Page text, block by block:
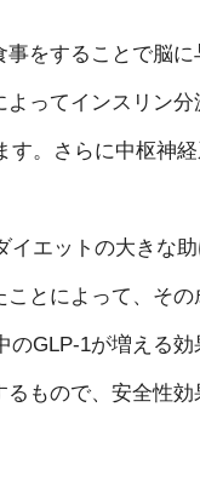
をすることで脳
ってインスリン
。さらに中枢神
エットの大きな助
とによって、そ
GLP-1が増える
もので、安全性